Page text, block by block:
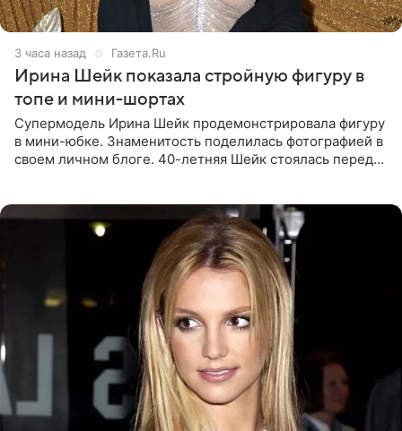
3 часа назад Газета.Ru
Ирина Шейк показала стройную фигуру в
топе и мини-шортах
Супермодель Ирина Шейк продемонстрировала фигуру
в мини-юбке. Знаменитость поделилась фотографией в
своем личном блоге. 40-летняя Шейк стоялась перед